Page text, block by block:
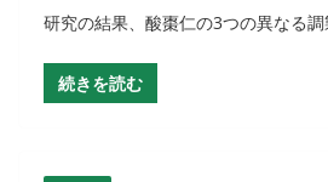
研究の結果、酸棗仁の3つの異なる調
続きを読む